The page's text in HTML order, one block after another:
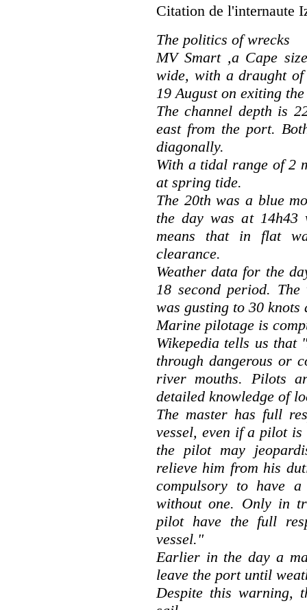
Citation de l'internaute
The politics of wrecks
MV Smart ,a Cape
wide, with a draught
19 August on exiting
The channel depth is
east from the port.
diagonally.
With a tidal range of 2
at spring tide.
The 20th was a blue
the day was at
means that in flat
clearance.
Weather data for the
18 second period.
was gusting to 30 knots
Marine pilotage is
Wikepedia tells us that
through dangerous or
river mouths. Pilots
detailed knowledge of
The master has full
vessel, even if a pilot
the pilot may
relieve him from his
compulsory to have
without one. Only in
pilot have the full
vessel."
Earlier in the day a
leave the port until
Despite this warning,